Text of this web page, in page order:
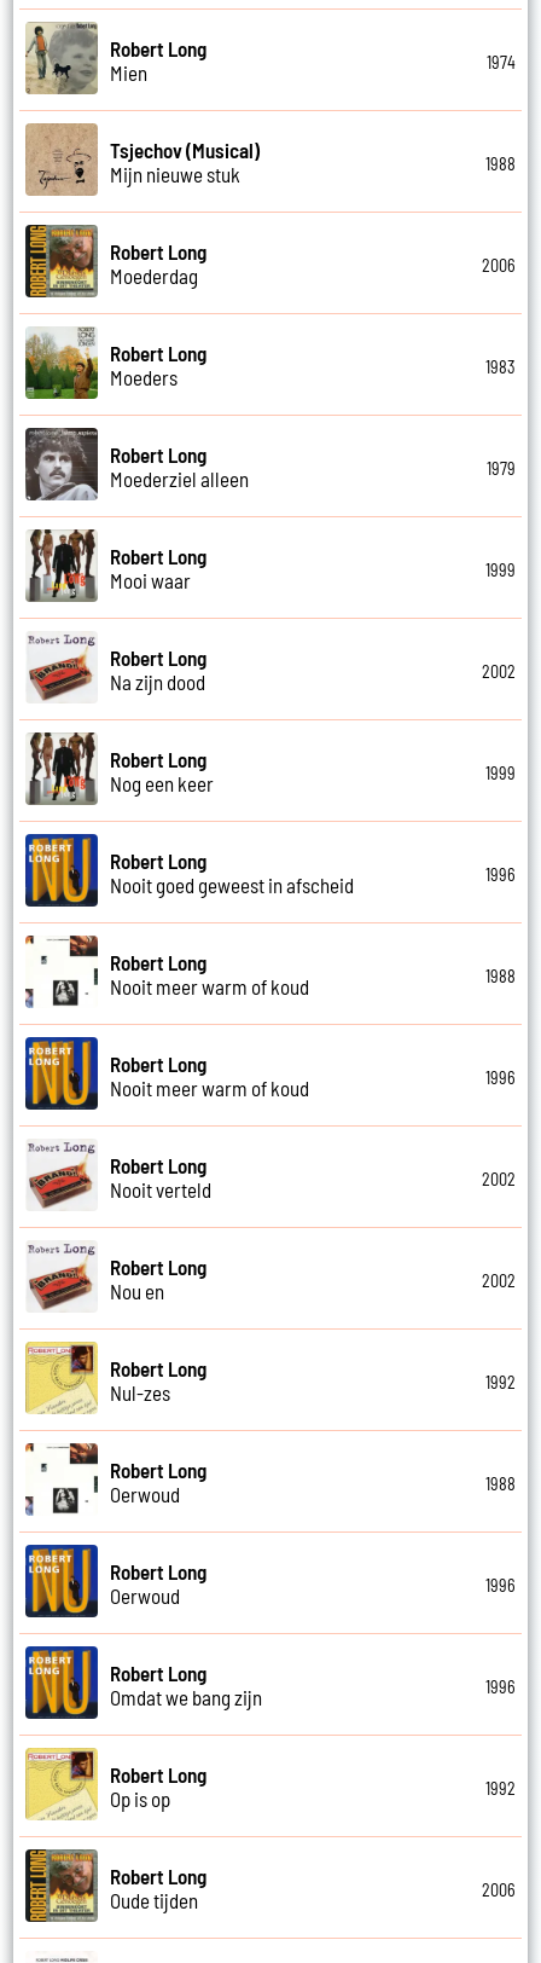
Robert Long
Mien
1974
Tsjechov (Musical)
Mijn nieuwe stuk
1988
Robert Long
Moederdag
2006
Robert Long
Moeders
1983
Robert Long
Moederziel alleen
1979
Robert Long
Mooi waar
1999
Robert Long
Na zijn dood
2002
Robert Long
Nog een keer
1999
Robert Long
Nooit goed geweest in afscheid
1996
Robert Long
Nooit meer warm of koud
1988
Robert Long
Nooit meer warm of koud
1996
Robert Long
Nooit verteld
2002
Robert Long
Nou en
2002
Robert Long
Nul-zes
1992
Robert Long
Oerwoud
1988
Robert Long
Oerwoud
1996
Robert Long
Omdat we bang zijn
1996
Robert Long
Op is op
1992
Robert Long
Oude tijden
2006